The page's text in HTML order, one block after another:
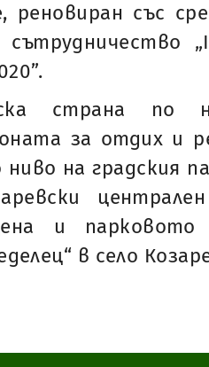
реновиран със
сътрудничество
страна по
за отдих и
на градския
и парковото
в село